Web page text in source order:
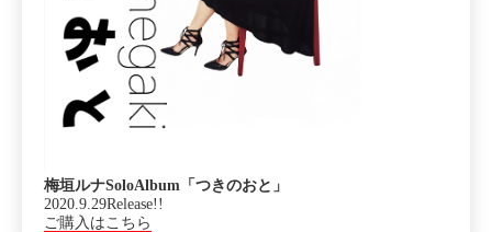
梅垣ルナSoloAlbum「つきのおと」
2020.9.29Release!!
ご購入はこちら